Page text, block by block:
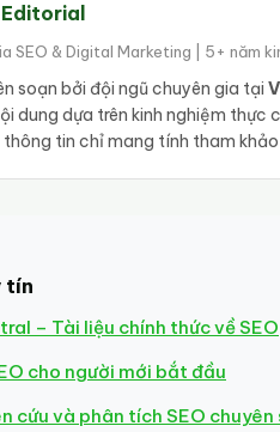
SEO & Digital Marketing | 5+ năm
soạn bởi đội ngũ chuyên gia tại
dung dựa trên kinh nghiệm
thông tin chỉ mang tính tham
tín
– Tài liệu chính thức về SEO
cho người mới bắt đầu
cứu và phân tích SEO chuyên